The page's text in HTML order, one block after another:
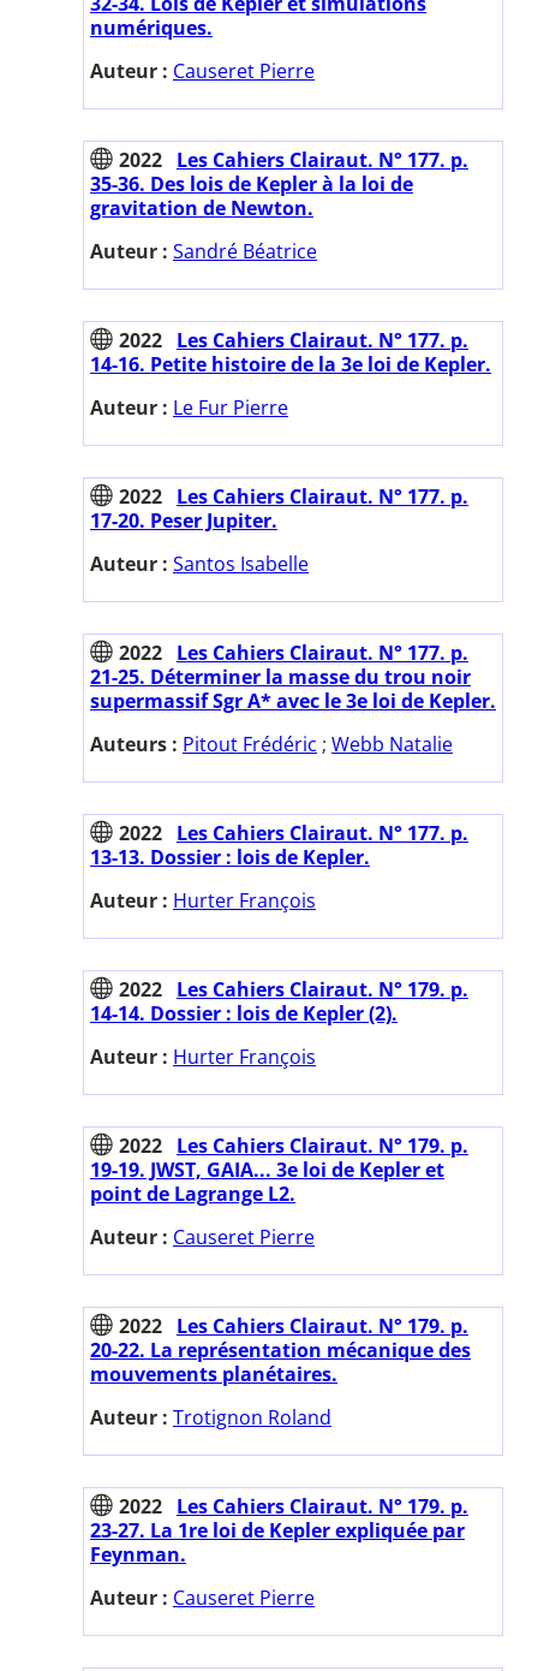
numériques.
Auteur : Causeret Pierre
2022 Les Cahiers Clairaut. N° 177. p.
35-36. Des lois de Kepler à la loi de
gravitation de Newton.
Auteur : Sandré Béatrice
2022 Les Cahiers Clairaut. N° 177. p.
14-16. Petite histoire de la 3e loi de Kepler.
Auteur : Le Fur Pierre
2022 Les Cahiers Clairaut. N° 177. p.
17-20. Peser Jupiter.
Auteur : Santos Isabelle
2022 Les Cahiers Clairaut. N° 177. p.
21-25. Déterminer la masse du trou noir
supermassif Sgr A* avec le 3e loi de Kepler.
Auteurs : Pitout Frédéric ; Webb Natalie
2022 Les Cahiers Clairaut. N° 177. p.
13-13. Dossier : lois de Kepler.
Auteur : Hurter François
2022 Les Cahiers Clairaut. N° 179. p.
14-14. Dossier : lois de Kepler (2).
Auteur : Hurter François
2022 Les Cahiers Clairaut. N° 179. p.
19-19. JWST, GAIA... 3e loi de Kepler et
point de Lagrange L2.
Auteur : Causeret Pierre
2022 Les Cahiers Clairaut. N° 179. p.
20-22. La représentation mécanique des
mouvements planétaires.
Auteur : Trotignon Roland
2022 Les Cahiers Clairaut. N° 179. p.
23-27. La 1re loi de Kepler expliquée par
Feynman.
Auteur : Causeret Pierre